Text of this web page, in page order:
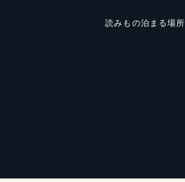
読みもの泊まる場所